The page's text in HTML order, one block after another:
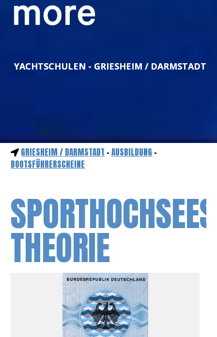
YACHTSCHULEN - GRIESHEIM / DARMSTADT
GRIESHEIM / DARMSTADT -AUSBILDUNG -
BOOTSFÜHRERSCHEINE
THEORIE